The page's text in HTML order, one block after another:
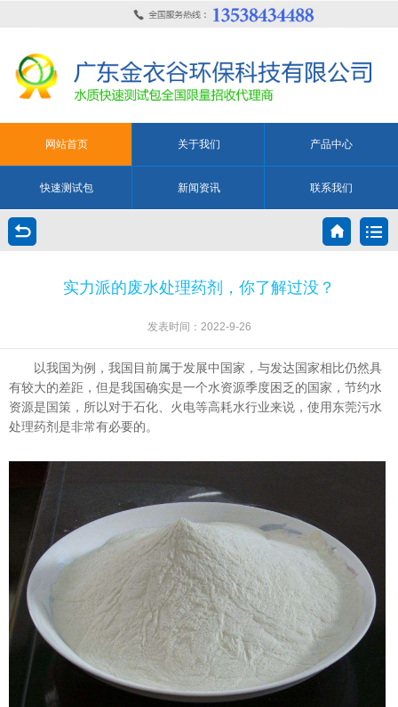
网站首页 关于我们 产品中心
快速测试包 新闻资讯 联系我们
实力派的废水处理药剂，你了解过没？
发表时间：2022-9-26
以我国为例，我国目前属于发展中国家，与发达国家相比仍然具
有较大的差距，但是我国确实是一个水资源季度困乏的国家，节约水
资源是国策，所以对于石化、火电等高耗水行业来说，使用东莞污水
处理药剂是非常有必要的。